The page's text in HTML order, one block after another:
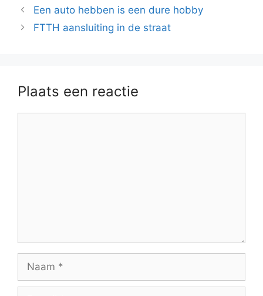
Een auto hebben is een dure hobby
FTTH aansluiting in de straat
Plaats een reactie